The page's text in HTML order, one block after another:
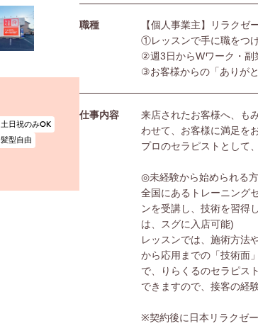
土日祝のみOK
髪型自由
職種
【個人事業主】リラクゼ
①レッスンで手に職をつ
②週3日からWワーク・副
③お客様からの「ありが
仕事内容
来店されたお客様へ、も
わせて、お客様に満足を
プロのセラピストとして
◎未経験から始められる
全国にあるトレーニング
ンを受講し、技術を習得
は、スグに入店可能)
レッスンでは、施術方法
から応用までの「技術面
で、りらくるのセラピス
できますので、接客の経
※契約後に日本リラクゼ